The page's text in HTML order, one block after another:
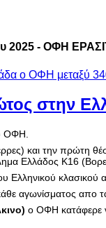
2025 - ΟΦΗ
στην
ΟΦΗ.
και την πρώτη
Ελλάδος Κ16
Ελληνικού κλασικού
αγωνίσματος απο
ο ΟΦΗ κατάφερε